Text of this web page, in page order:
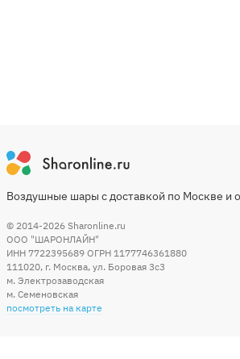
Воздушные шары с доставкой по Москве и
© 2014-2026 Sharonline.ru
ООО "ШАРОНЛАЙН"
ИНН 7722395689 ОГРН 1177746361880
111020, г. Москва, ул. Боровая 3c3
м. Электрозаводская
м. Семеновская
посмотреть на карте